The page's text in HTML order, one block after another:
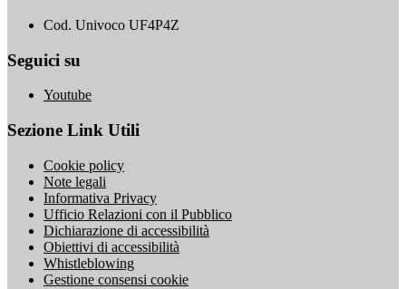
Cod. Univoco UF4P4Z
Seguici su
Youtube
Sezione Link Utili
Cookie policy
Note legali
Informativa Privacy
Ufficio Relazioni con il Pubblico
Dichiarazione di accessibilità
Obiettivi di accessibilità
Whistleblowing
Gestione consensi cookie